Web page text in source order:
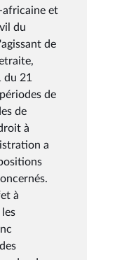
africaine et
du
de
du 21
de
de
à
a
à